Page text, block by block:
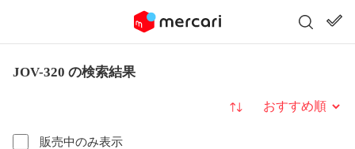
JOV-320 の検索結果
販売中のみ表示
並び替え